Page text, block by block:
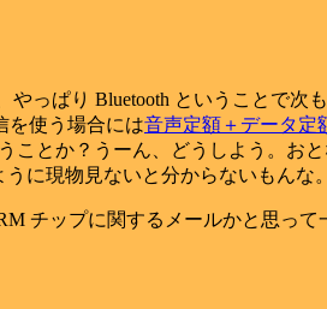
やっぱり Bluetooth ということで次も
を使う場合には音声定額＋データ定
ことか？うーん、どうしよう。お
うに現物見ないと分からないもんな。
チップに関するメールかと思っ